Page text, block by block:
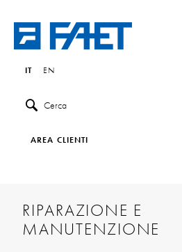
IT EN
Cerca
AREA CLIENTI
RIPARAZIONE E
MANUTENZIONE